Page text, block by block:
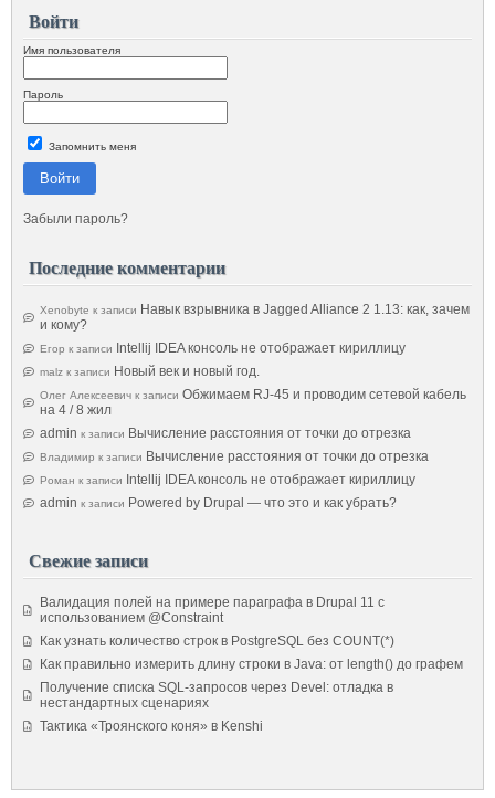
Войти
Имя пользователя
Пароль
Запомнить меня
Войти
Забыли пароль?
Последние комментарии
Xenobyte к записи Навык взрывника в Jagged Alliance 2 1.13: как, зачем
и кому?
Егор к записи Intellij IDEA консоль не отображает кириллицу
malz к записи Новый век и новый год.
Олег Алексеевич к записи Обжимаем RJ-45 и проводим сетевой кабель
на 4 / 8 жил
admin к записи Вычисление расстояния от точки до отрезка
Владимир к записи Вычисление расстояния от точки до отрезка
Роман к записи Intellij IDEA консоль не отображает кириллицу
admin к записи Powered by Drupal — что это и как убрать?
Свежие записи
Валидация полей на примере параграфа в Drupal 11 с
использованием @Constraint
Как узнать количество строк в PostgreSQL без COUNT(*)
Как правильно измерить длину строки в Java: от length() до графем
Получение списка SQL-запросов через Devel: отладка в
нестандартных сценариях
Тактика «Троянского коня» в Kenshi